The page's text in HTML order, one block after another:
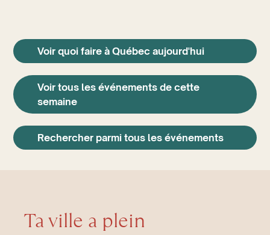
Voir quoi faire à Québec aujourd'hui
Voir tous les événements de cette
semaine
Rechercher parmi tous les événements
Ta ville a plein